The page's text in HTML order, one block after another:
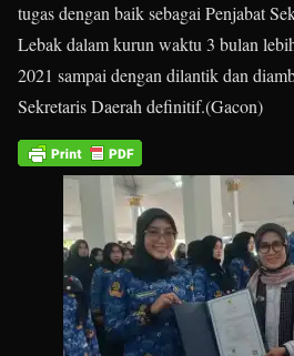
tugas dengan baik sebagai Penjabat
Lebak dalam kurun waktu 3 bulan
2021 sampai dengan dilantik dan
Sekretaris Daerah definitif.(Gacon)